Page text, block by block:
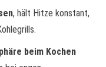
, hält Hitze konstant,
beim Kochen